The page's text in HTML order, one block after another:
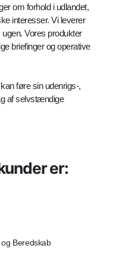
om forhold i udlandet,
interesser. Vi leverer
Vores produkter
briefinger og operative
føre sin udenrigs-,
af selvstændige
er:
Beredskab